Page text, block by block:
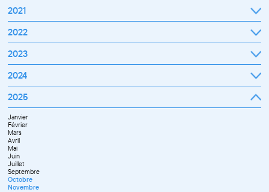
2021
Septembre
Octobre
Novembre
Décembre
2022
Janvier
Février
Mars
Avril
Juillet
Septembre
Octobre
Novembre
Décembre
2023
Janvier
Février
Mars
Avril
Septembre
Octobre
Novembre
Décembre
2024
Janvier
Février
Mars
Avril
Mai
Juin
Juillet
Septembre
Novembre
Décembre
2025
Janvier
Février
Mars
Avril
Mai
Juin
Juillet
Septembre
Octobre
Novembre